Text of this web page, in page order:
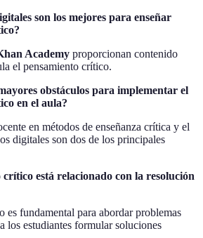
son los mejores para enseñar
Academy proporcionan contenido
el pensamiento crítico.
obstáculos para implementar el
en el aula?
en métodos de enseñanza crítica y el
digitales son dos de los principales
crítico está relacionado con la resolución
es fundamental para abordar problemas
los estudiantes formular soluciones